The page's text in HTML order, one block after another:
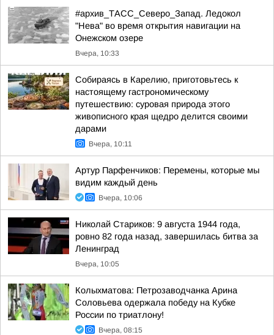
#архив_ТАСС_Северо_Запад. Ледокол
"Нева" во время открытия навигации на
Онежском озере
Вчера, 10:33
Собираясь в Карелию, приготовьтесь к
настоящему гастрономическому
путешествию: суровая природа этого
живописного края щедро делится своими
дарами
Вчера, 10:11
Артур Парфенчиков: Перемены, которые мы
видим каждый день
Вчера, 10:06
Николай Стариков: 9 августа 1944 года,
ровно 82 года назад, завершилась битва за
Ленинград
Вчера, 10:05
Колыхматова: Петрозаводчанка Арина
Соловьева одержала победу на Кубке
России по триатлону!
Вчера, 08:15